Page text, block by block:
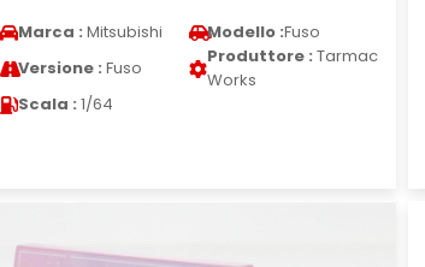
Marca : Mitsubishi Modello :Fuso
Versione : Fuso
Produttore : Tarmac
Works
Scala : 1/64